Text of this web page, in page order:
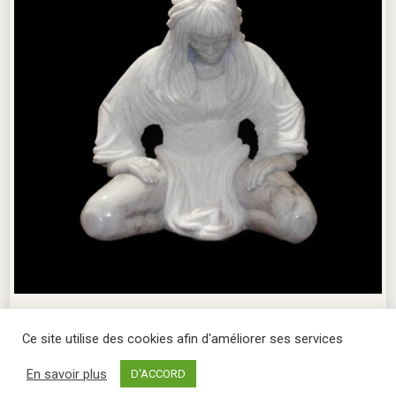
Le silence avant le geste
Voir
Ce site utilise des cookies afin d'améliorer ses services
En savoir plus D'ACCORD